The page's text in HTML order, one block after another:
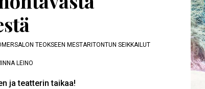
TEOKSEEN MESTARITONTUN SEIKKAILUT
LEINO
ja teatterin taikaa!